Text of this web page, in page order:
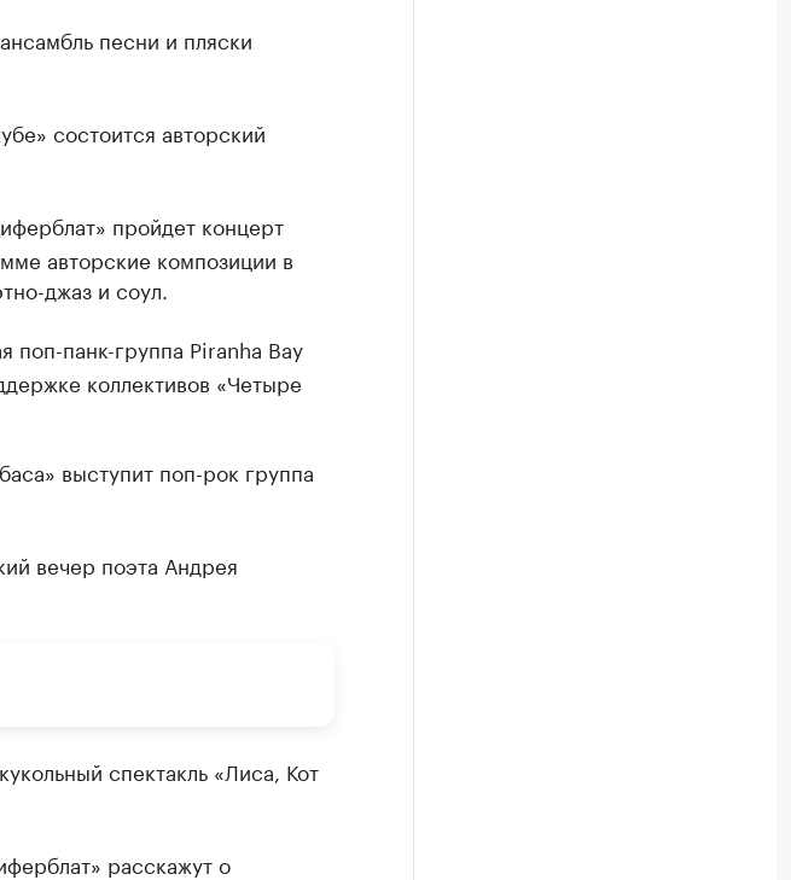
песни и пляски
состоится авторский
пройдет концерт
авторские композиции в
джаз и соул.
поп-панк-группа Piranha Bay
коллективов «Четыре
выступит поп-рок группа
вечер поэта Андрея
спектакль «Лиса, Кот
расскажут о